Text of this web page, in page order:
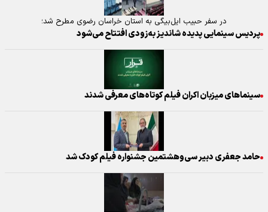
در سفر حبیب ایل‌بیگی به استان خراسان رضوی مطرح شد؛
پردیس سینمایی پدیده شاندیز به‌زودی افتتاح می‌شود
سینماهای میزبان اکران فیلم کوتاه‌های معرفی شدند
حامد جعفری دبیر سی‌وهشتمین جشنواره فیلم‌ کودک شد